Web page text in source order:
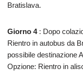
Bratislava.
Giorno 4 : Dopo
Rientro in autobus da
possibile destinazione
Opzione: Rientro in